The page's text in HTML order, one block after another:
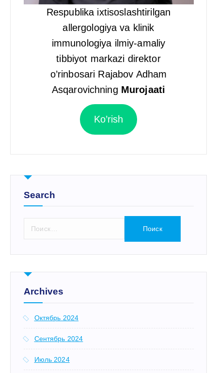
Respublika ixtisoslashtirilgan
allergologiya va klinik
immunologiya ilmiy-amaliy
tibbiyot markazi direktor
o’rinbosari Rajabov Adham
Asqarovichning Murojaati
Ko’rish
Search
т
:
Archives
Октябрь 2024
Сентябрь 2024
Июль 2024